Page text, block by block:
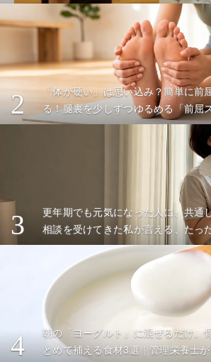
2
「体が硬い」は思い込み？簡単に前
る！腿裏を少しずつゆるめる「前屈
3
更年期でも元気になった人に、共通
相談を受けてきた私が言える、たっ
4
朝の「ヨーグルト」に混ぜるだけ。
とめて補える食材3選｜管理栄養士が